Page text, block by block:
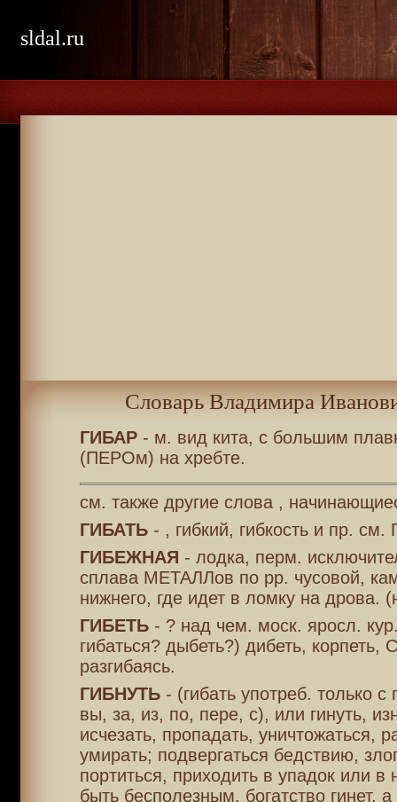
sldal.ru
Словарь Владимира
ГИБАР- м. вид кита, с большим
(ПЕРОм) на хребте.
см. также другие слова ,
ГИБАТЬ- , гибкий, гибкость и пр. см.
ГИБЕЖНАЯ - лодка, перм.
сплава МЕТАЛЛов по рр. чусовой,
нижнего, где идет в ломку на дрова.
ГИБЕТЬ- ? над чем. моск. яросл. кур.
гибаться? дыбеть?) дибеть,
разгибаясь.
ГИБНУТЬ- (гибать употреб. только с
вы, за, из, по, пере, с), или гинуть,
исчезать, пропадать, уничтожаться,
умирать; подвергаться бедствию,
портиться, приходить в упадок или в
быть бесполезным. богатство гинет,